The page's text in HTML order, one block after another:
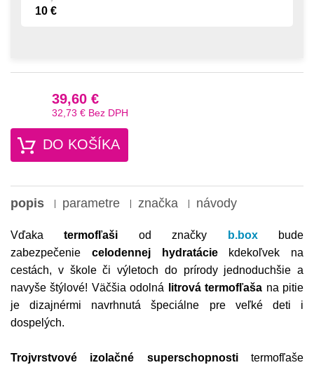
10 €
39,60 €
32,73 € Bez DPH
DO KOŠÍKA
popis parametre značka návody
Vďakatermofľaši od značky b.boxbude
zabezpečenie celodennej hydratáciekdekoľvek na
cestách, v škole či výletoch do prírody jednoduchšie a
navyše štýlové! Väčšia odolná
litrová termofľaša na pitie
je dizajnérmi navrhnutá špeciálne pre veľké deti i
dospelých.
Trojvrstvové izolačné superschopnostitermofľaše